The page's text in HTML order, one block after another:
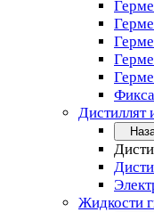
Дистиллят
Жидкости